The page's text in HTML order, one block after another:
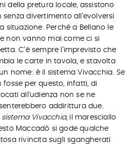
della pretura locale, assistono
senza divertimento all’evolversi
situazione. Perché a Bellano le
non vanno mai come ci si
C’è sempre l’imprevisto che
le carte in tavola, e stavolta
nome: è il sistema Vivacchia. Se
fosse per questo, infatti, di
all’udienza non se ne
addirittura due.
sistema Vivacchia, il maresciallo
Maccadò si gode qualche
rivincita sugli sgangherati